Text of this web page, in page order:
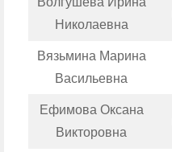
Николаевна
Вязьмина Марина
Васильевна
Ефимова Оксана
Викторовна